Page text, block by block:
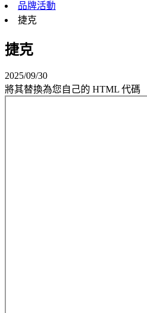
品牌活動
捷克
捷克
2025/09/30
將其替換為您自己的 HTML 代碼